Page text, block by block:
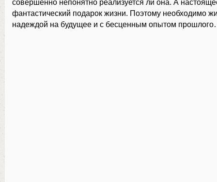
совершенно непонятно реализуется ли она. А
фантастический подарок жизни. Поэтому необходимо
надеждой на будущее и с бесценным опытом